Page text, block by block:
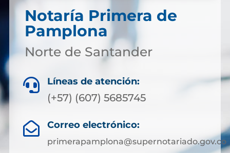
Notaría Primera de
Pamplona
Norte de Santander
 Líneas de atención:
(+57) (607) 5685745
 Correo electrónico:
primerapamplona@supernotariado.gov.co